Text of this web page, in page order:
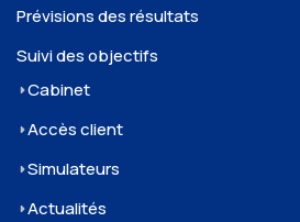
Prévisions des résultats
Suivi des objectifs
Cabinet
Accès client
Simulateurs
Actualités